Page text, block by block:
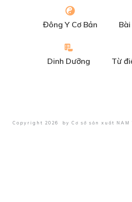
Đông Y Cơ Bản
Dinh Dưỡng Từ
Copyright 2026 by Cơ sở sản xuất NAM